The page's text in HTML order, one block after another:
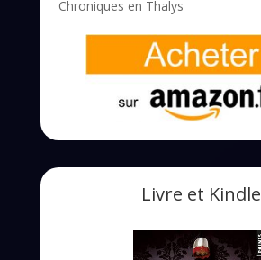
Chroniques en Thalys
Livre et Kindle